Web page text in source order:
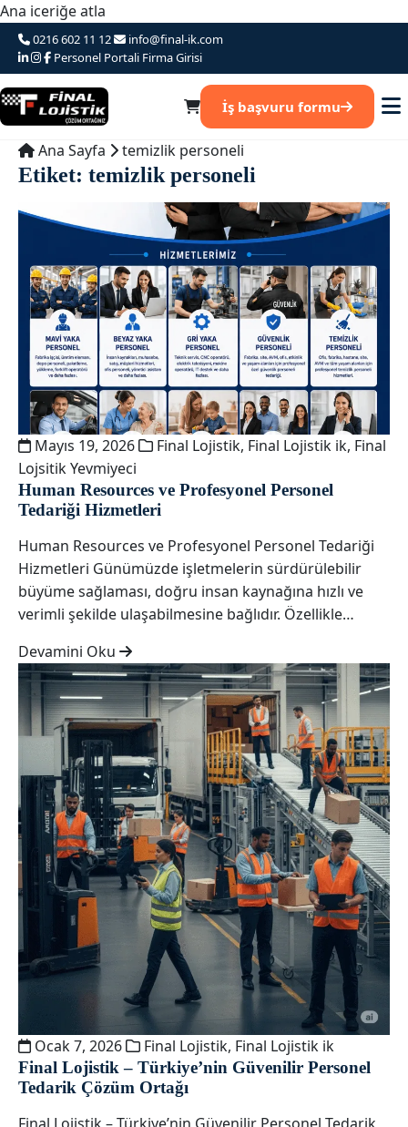
Ana iceriğe atla
0216 602 11 12
info@final-ik.com
Personel Portali Firma Girisi
İş başvuru formu
Ana Sayfa temizlik personeli
Etiket: temizlik personeli
Mayıs 19, 2026 Final Lojistik, Final Lojistik ik, Final
Lojsitik Yevmiyeci
Human Resources ve Profesyonel Personel
Tedariği Hizmetleri
Human Resources ve Profesyonel Personel Tedariği
Hizmetleri Günümüzde işletmelerin sürdürülebilir
büyüme sağlaması, doğru insan kaynağına hızlı ve
verimli şekilde ulaşabilmesine bağlıdır. Özellikle…
Devamini Oku
Ocak 7, 2026 Final Lojistik, Final Lojistik ik
Final Lojistik – Türkiye’nin Güvenilir Personel
Tedarik Çözüm Ortağı